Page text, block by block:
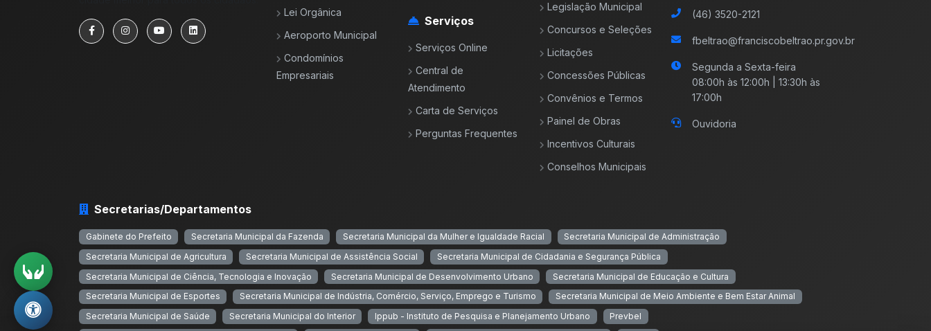
Lei Orgânica
Aeroporto Municipal
Condomínios
Empresariais
Serviços
Serviços Online
Central de
Atendimento
Carta de Serviços
Perguntas Frequentes
Legislação Municipal
Concursos e Seleções
Licitações
Concessões Públicas
Convênios e Termos
Painel de Obras
Incentivos Culturais
Conselhos Municipais
(46) 3520-2121
fbeltrao@franciscobeltrao.pr.gov.br
Segunda a Sexta-feira
08:00h às 12:00h | 13:30h às
17:00h
Ouvidoria
Secretarias/Departamentos
Gabinete do Prefeito Secretaria Municipal da Fazenda Secretaria Municipal da Mulher e Igualdade Racial
Secretaria Municipal de Administração
Secretaria Municipal de Agricultura
Secretaria Municipal de Assistência Social
Secretaria Municipal de Cidadania e Segurança Pública
Secretaria Municipal de Ciência, Tecnologia e Inovação
Secretaria Municipal de Desenvolvimento Urbano
Secretaria Municipal de Educação e Cultura
Secretaria Municipal de Esportes
Secretaria Municipal de Indústria, Comércio, Serviço, Emprego e Turismo
Secretaria Municipal de Meio Ambiente e Bem Estar Animal
Secretaria Municipal de Saúde
Secretaria Municipal do Interior Ippub - Instituto de Pesquisa e Planejamento Urbano
Prevbel